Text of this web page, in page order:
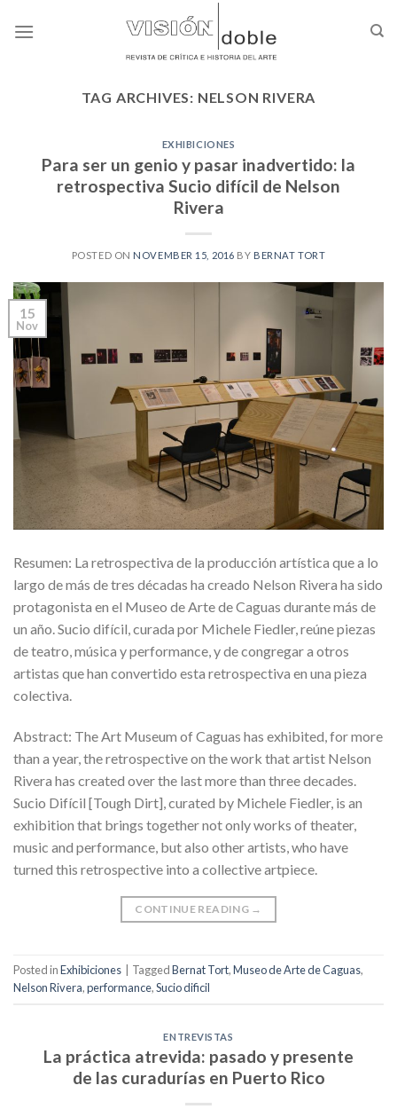
TAG ARCHIVES: NELSON RIVERA
EXHIBICIONES
Para ser un genio y pasar inadvertido: la
retrospectiva Sucio difícil de Nelson
Rivera
POSTED ON NOVEMBER 15, 2016 BY BERNAT TORT
15
Nov
Resumen: La retrospectiva de la producción artística que a lo
largo de más de tres décadas ha creado Nelson Rivera ha sido
protagonista en el Museo de Arte de Caguas durante más de
un año. Sucio difícil, curada por Michele Fiedler, reúne piezas
de teatro, música y performance, y de congregar a otros
artistas que han convertido esta retrospectiva en una pieza
colectiva.
Abstract: The Art Museum of Caguas has exhibited, for more
than a year, the retrospective on the work that artist Nelson
Rivera has created over the last more than three decades.
Sucio Difícil [Tough Dirt], curated by Michele Fiedler, is an
exhibition that brings together not only works of theater,
music and performance, but also other artists, who have
turned this retrospective into a collective artpiece.
CONTINUE READING →
Posted inExhibiciones TaggedBernat Tort,Museo de Arte de Caguas,
Nelson Rivera,performance,Sucio dificil
ENTREVISTAS
La práctica atrevida: pasado y presente
de las curadurías en Puerto Rico